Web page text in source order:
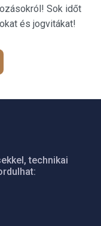
Sok időt
és jogvitákat!
technikai